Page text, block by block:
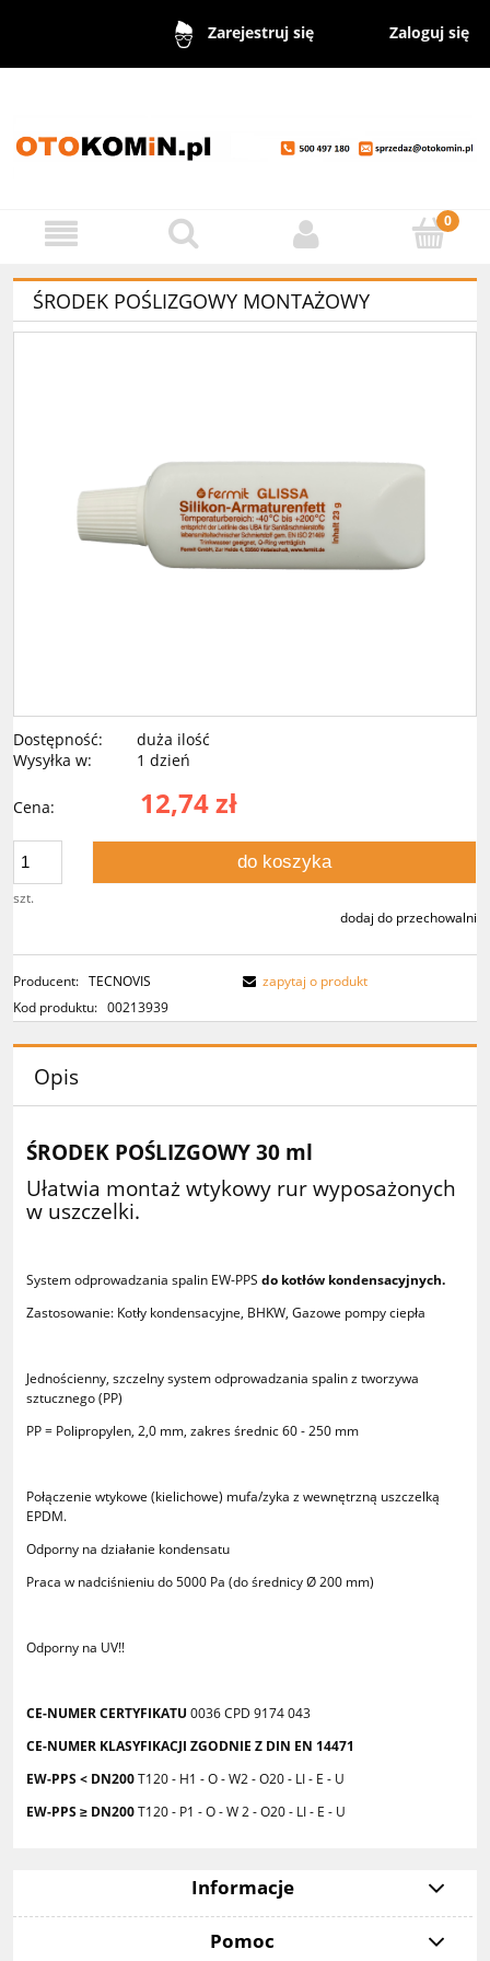
Zarejestruj się Zaloguj się
ŚRODEK POŚLIZGOWY MONTAŻOWY
Dostępność:
duża ilość
Wysyłka w:
1 dzień
Cena: 12,74 zł
szt.
do koszyka
dodaj do przechowalni
Producent: TECNOVIS
Kod produktu: 00213939
zapytaj o produkt
Opis
ŚRODEK POŚLIZGOWY 30 ml
Ułatwia montaż wtykowy rur wyposażonych
w uszczelki.
System odprowadzania spalin EW-PPS do kotłów kondensacyjnych.
Zastosowanie: Kotły kondensacyjne, BHKW, Gazowe pompy ciepła
Jednościenny, szczelny system odprowadzania spalin z tworzywa
sztucznego (PP)
PP = Polipropylen, 2,0 mm, zakres średnic 60 - 250 mm
Połączenie wtykowe (kielichowe) mufa/zyka z wewnętrzną uszczelką
EPDM.
Odporny na działanie kondensatu
Praca w nadciśnieniu do 5000 Pa (do średnicy Ø 200 mm)
Odporny na UV!!
CE-NUMER CERTYFIKATU 0036 CPD 9174 043
CE-NUMER KLASYFIKACJI ZGODNIE Z DIN EN 14471
EW-PPS < DN200T120 - H1 - O - W2 - O20 - LI - E - U
EW-PPS ≥ DN200T120 - P1 - O - W 2 - O20 - LI - E - U
Informacje
Pomoc